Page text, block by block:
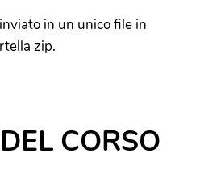
in un unico file in
zip.
CORSO